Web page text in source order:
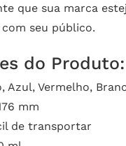
que sua marca
seu público.
do Produto:
Azul, Vermelho,
mm
de transportar